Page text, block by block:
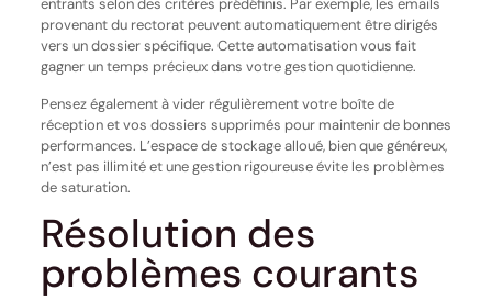
provenant du rectorat peuvent automatiquement être dirigés
vers un dossier spécifique. Cette automatisation vous fait
gagner un temps précieux dans votre gestion quotidienne.
Pensez également à vider régulièrement votre boîte de
réception et vos dossiers supprimés pour maintenir de bonnes
performances. L’espace de stockage alloué, bien que généreux,
n’est pas illimité et une gestion rigoureuse évite les problèmes
de saturation.
Résolution des
problèmes courants